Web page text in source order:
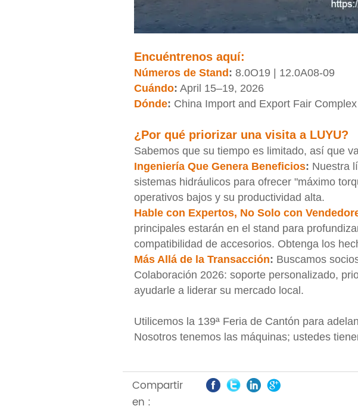
Encuéntrenos aquí:
Números de Stand : 8.0O19 | 12.0A08-09
Cuándo: April 15–19, 2026
Dónde: China Import and Export Fair
¿Por qué priorizar una visita a LUYU?
Sabemos que su tiempo es limitado, así que
Ingeniería Que Genera Beneficios: Nuestra
sistemas hidráulicos para ofrecer "máximo
operativos bajos y su productividad alta.
Hable con Expertos, No Solo con
principales estarán en el stand para
compatibilidad de accesorios. Obtenga los
Más Allá de la Transacción: Buscamos
Colaboración 2026: soporte personalizado,
ayudarle a liderar su mercado local.
Utilicemos la 139ª Feria de Cantón para
Nosotros tenemos las máquinas; ustedes
Compartir
en :